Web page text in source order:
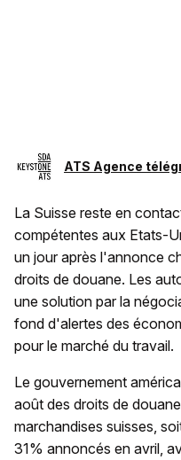
ATS Agence
La Suisse reste en
compétentes aux Etats-
un jour après l'annonce
droits de douane. Les
une solution par la
fond d'alertes des
pour le marché du travail.
Le gouvernement
août des droits de
marchandises suisses,
31% annoncés en avril,